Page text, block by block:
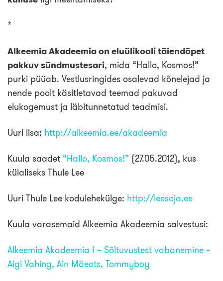
*
Alkeemia Akadeemia on eluülikooli täiendõpet
pakkuv sündmustesari, mida “Hallo, Kosmos!”
purki püüab. Vestlusringides osalevad kõnelejad ja
nende poolt käsitletavad teemad pakuvad
elukogemust ja läbitunnetatud teadmisi.
Uuri lisa: http://alkeemia.ee/akadeemia
Kuula saadet “Hallo, Kosmos!” (27.05.2012), kus
külaliseks Thule Lee
Uuri Thule Lee kodulehekülge: http://leesoja.ee
Kuula varasemaid Alkeemia Akadeemia salvestusi:
Alkeemia Akadeemia I – Sõltuvustest vabanemine –
Aigi Vahing, Ain Mäeots, Tommyboy